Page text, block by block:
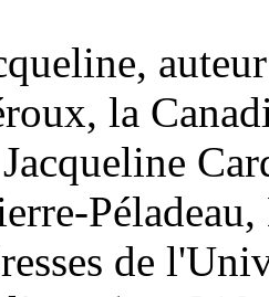
auteur
la
de